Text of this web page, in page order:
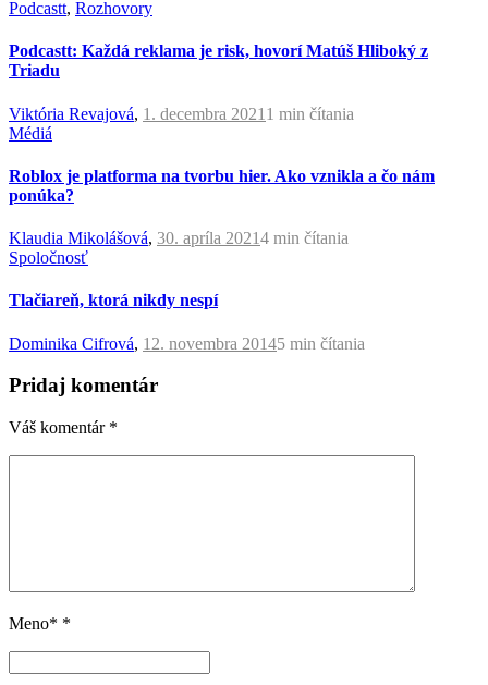
Podcastt, Rozhovory
Podcastt: Každá reklama je risk, hovorí Matúš Hliboký z
Triadu
Viktória Revajová, 1. decembra 2021 1 min čítania
Médiá
Roblox je platforma na tvorbu hier. Ako vznikla a čo nám
ponúka?
Klaudia Mikolášová, 30. apríla 20214 min čítania
Spoločnosť
Tlačiareň, ktorá nikdy nespí
Dominika Cifrová, 12. novembra 20145 min čítania
Pridaj komentár
Váš komentár *
Meno* *